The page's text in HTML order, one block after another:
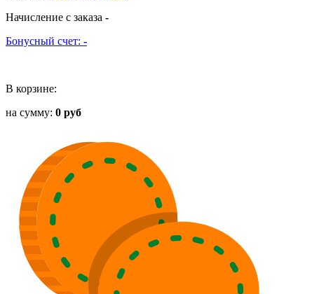
Начисление с заказа -
Бонусный счет: -
В корзине:
на сумму: 0 руб